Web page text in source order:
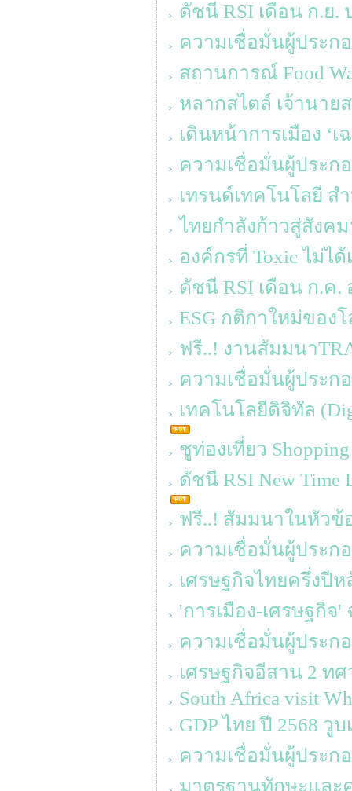
ดัชนี RSI เดือน ก.ย.
ความเชื่อมั่นผู้ประก
สถานการณ์ Food
หลากสไตล์ เจ้านาย
เดินหน้าการเมือง ‘เ
ความเชื่อมั่นผู้ประก
เทรนด์เทคโนโลยี ส
ไทยกำลังก้าวสู่สังคม
องค์กรที่ Toxic ไม่ไ
ดัชนี RSI เดือน ก.ค.
ESG กติกาใหม่ของ
ฟรี..! งานสัมมนา
ความเชื่อมั่นผู้ประก
เทคโนโลยีดิจิทัล
ชูท่องเที่ยว
ดัชนี RSI New
ฟรี..! สัมมนาในหัวข้อ
ความเชื่อมั่นผู้ประก
เศรษฐกิจไทยครึ่งปี
'การเมือง-เศรษฐกิ
ความเชื่อมั่นผู้ประก
เศรษฐกิจอีสาน 2 ท
South Africa visit
GDP ไทย ปี 2568 วู
ความเชื่อมั่นผู้ประก
มาตรฐานทักษะและ